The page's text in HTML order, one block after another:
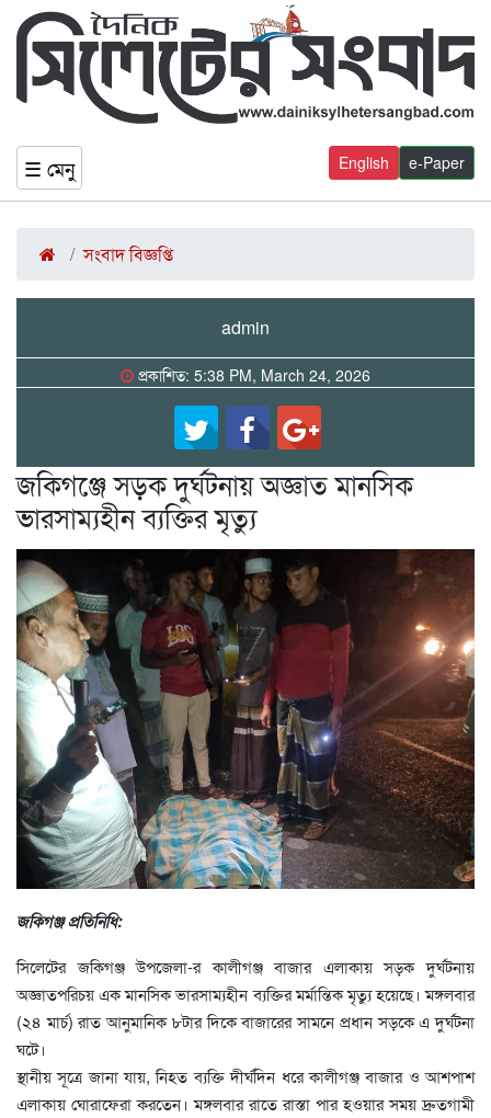
☰ মেনু e-Paper
English
সংবাদ বিজ্ঞপ্তি
admin
প্রকাশিত: 5:38 PM, March 24, 2026
জকিগঞ্জে সড়ক দুর্ঘটনায় অজ্ঞাত মানসিক
ভারসাম্যহীন ব্যক্তির মৃত্যু
জকিগঞ্জ প্রতিনিধি:
সিলেটের জকিগঞ্জ উপজেলা-র কালীগঞ্জ বাজার এলাকায় সড়ক দুর্ঘটনায়
অজ্ঞাতপরিচয় এক মানসিক ভারসাম্যহীন ব্যক্তির মর্মান্তিক মৃত্যু হয়েছে। মঙ্গলবার
(২৪ মার্চ) রাত আনুমানিক ৮টার দিকে বাজারের সামনে প্রধান সড়কে এ দুর্ঘটনা
ঘটে।
স্থানীয় সূত্রে জানা যায়, নিহত ব্যক্তি দীর্ঘদিন ধরে কালীগঞ্জ বাজার ও আশপাশ
এলাকায় ঘোরাফেরা করতেন। মঙ্গলবার রাতে রাস্তা পার হওয়ার সময় দ্রুতগামী